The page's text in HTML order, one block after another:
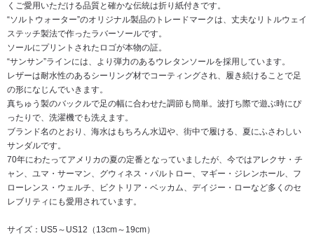
くご愛用いただける品質と確かな伝統は折り紙付きです。
“ソルトウォーター”のオリジナル製品のトレードマークは、丈夫なリトルウェイ
ステッチ製法で作ったラバーソールです。
ソールにプリントされたロゴが本物の証。
“サンサン”ラインには、より弾力のあるウレタンソールを採用しています。
レザーは耐水性のあるシーリング材でコーティングされ、履き続けることで足
の形になじんでいきます。
真ちゅう製のバックルで足の幅に合わせた調節も簡単。波打ち際で遊ぶ時にぴ
ったりで、洗濯機でも洗えます。
ブランド名のとおり、海水はもちろん水辺や、街中で履ける、夏にふさわしい
サンダルです。
70年にわたってアメリカの夏の定番となっていましたが、今ではアレクサ・チ
ャン、ユマ・サーマン、グウィネス・パルトロー、マギー・ジレンホール、フ
ローレンス・ウェルチ、ビクトリア・ベッカム、デイジー・ローなど多くのセ
レブリティにも愛用されています。
サイズ：US5～US12（13cm～19cm）